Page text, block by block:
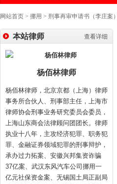
网站首页 > 挪用 > 刑事再审申请书（李庄案）
查看详细
本站律师
杨佰林律师
杨佰林律师，北京京都（上海）律师
事务所合伙人、刑事部主任，上海市
律师协会刑事业务研究委员会委员，
上海山东商会法律顾问团团长。律师
执业十八年，主攻经济犯罪、职务犯
罪、金融证券领域犯罪的刑事辩护，
承办过力拓案、安徽兴邦集资诈骗
37亿案、武汉东风汽车公司挪用一
亿元社保资金案、无锡国土局正副局